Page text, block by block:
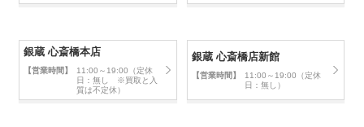
銀蔵 心斎橋本店
【営業時間】
11:00～19:00（定休
日：無し ※買取と入
質は不定休）
銀蔵 心斎橋店新館
【営業時間】
11:00～19:00（定休
日：無し）